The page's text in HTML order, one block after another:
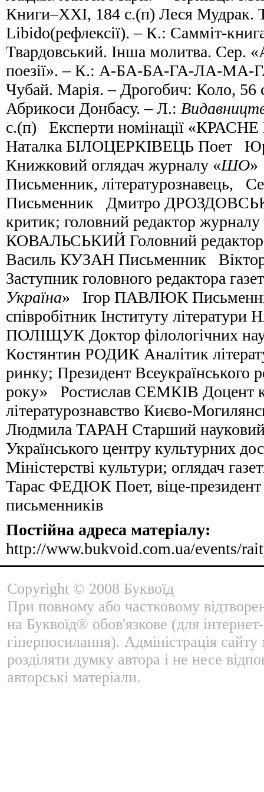
Книги­–ХХІ, 184 с.(п) Леся
Libido(рефлексії). – К.: Самміт-
Твардовський. Інша молитва. Сер.
поезії». – К.: А-БА-БА-ГА-ЛА-МА-
Чубай. Марія. – Дрогобич: Коло,
Абрикоси Донбасу. – Л.:
с.(п) Експерти номінації
Наталка БІЛОЦЕРКІВЕЦЬ Поет
Книжковий оглядач журналу «ШО»
Письменник, літературознавець,
Письменник Дмитро
критик; головний редактор
КОВАЛЬСЬКИЙ Головний
Василь КУЗАН Письменник
Заступник головного редактора
Україна» Ігор ПАВЛЮК
співробітник Інституту
ПОЛІЩУК Доктор філологічних
Костянтин РОДИК Аналітик
ринку; Президент Всеукраїнського
року» Ростислав СЕМКІВ Доцент
літературознавство Києво-
Людмила ТАРАН Старший науковий
Українського центру культурних
Міністерстві культури; оглядач
Тарас ФЕДЮК Поет, віце-президент
письменників
Постійна адреса матеріалу:
http://www.bukvoid.com.ua/events/
Copyright © 2008 Буквоїд
При повному або частковому
на Буквоїд® обов'язкове (для
гіперпосилання). Адміністрація
розділяти думку автора і не несе
авторські матеріали.